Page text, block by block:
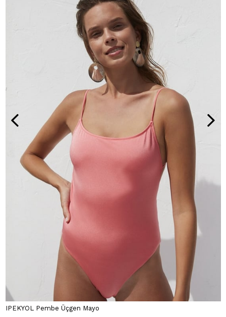
IPEKYOL Pembe Üçgen Mayo